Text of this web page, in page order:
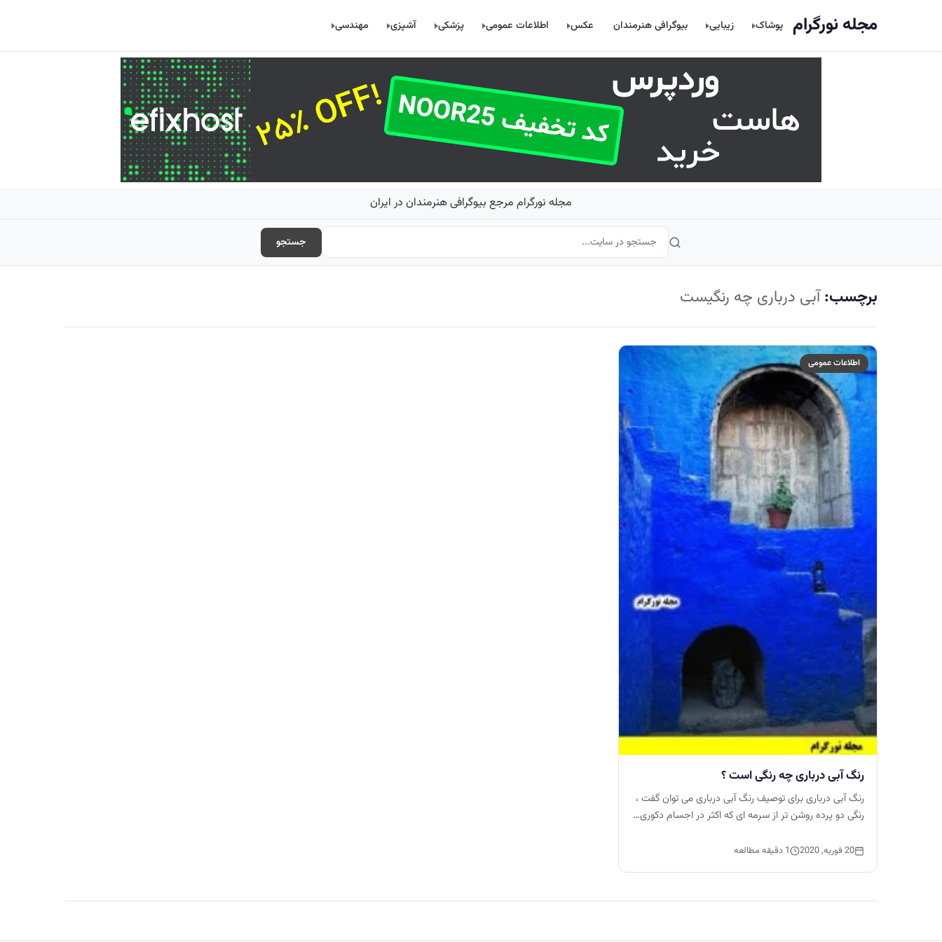
مجله نورگرام پوشاک زیبایی بیوگرافی هنرمندان عکس اطلاعات عمومی پزشکی آشپزی مهندسی
مجله نورگرام مرجع بیوگرافی هنرمندان در ایران
جستجو
برچسب:آبی درباری چه رنگیست
اطلاعات عمومی
رنگ آبی درباری چه رنگی است ؟
رنگ آبی درباری برای توصیف رنگ آبی درباری می توان گفت ،
رنگی دو پرده روشن تر از سرمه ای که اکثر در اجسام دکوری…
20 فوریه, 2020 1 دقیقه مطالعه